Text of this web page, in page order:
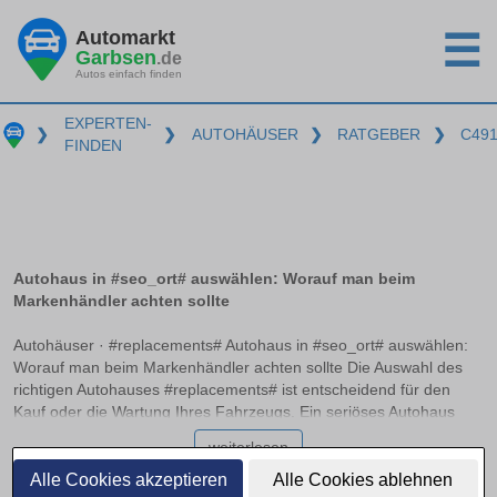
Alle Cookies akzeptieren Alle Cookies ablehnen
Automarkt
Garbsen.de
Autos einfach finden ☰
❯
EXPERTEN-
FINDEN
❯ AUTOHÄUSER ❯ RATGEBER ❯
Autohaus in #seo_ort# auswählen: Worauf man beim
Markenhändler achten sollte
Autohäuser · #replacements# Autohaus in #seo_ort# auswählen:
Worauf man beim Markenhändler achten sollte Die Auswahl des
richtigen Autohauses #replacements# ist entscheidend für den
Kauf oder die Wartung Ihres Fahrzeugs. Ein seriöses Autohaus
zeichnet sich durch Transparenz, Fachkompetenz und
Zuverlässigkeit aus. Doch wie unterscheidet man zwischen einem
Vertragshändler, autorisierten Servicepartnern und freien
weiterlesen